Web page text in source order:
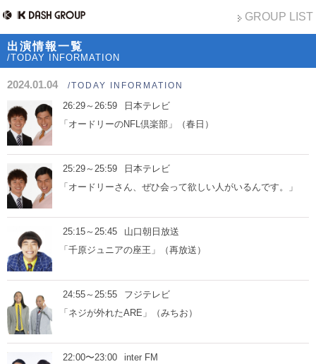
GROUP LIST
出演情報一覧
/TODAY INFORMATION
2024.01.04 /TODAY INFORMATION
26:29～26:59
日本テレビ
「オードリーのNFL倶楽部」（春日）
25:29～25:59
日本テレビ
「オードリーさん、ぜひ会って欲しい人がいるんです。」
25:15～25:45
山口朝日放送
「千原ジュニアの座王」（再放送）
24:55～25:55
フジテレビ
「ネジが外れたARE」（みちお）
22:00〜23:00
inter FM